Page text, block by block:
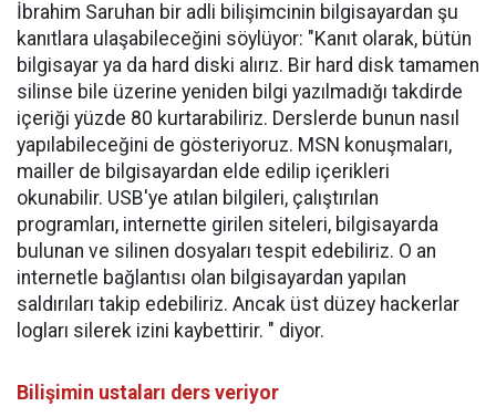
İbrahim Saruhan bir adli bilişimcinin bilgisayardan şu
kanıtlara ulaşabileceğini söylüyor: "Kanıt olarak, bütün
bilgisayar ya da hard diski alırız. Bir hard disk tamamen
silinse bile üzerine yeniden bilgi yazılmadığı takdirde
içeriği yüzde 80 kurtarabiliriz. Derslerde bunun nasıl
yapılabileceğini de gösteriyoruz. MSN konuşmaları,
mailler de bilgisayardan elde edilip içerikleri
okunabilir. USB'ye atılan bilgileri, çalıştırılan
programları, internette girilen siteleri, bilgisayarda
bulunan ve silinen dosyaları tespit edebiliriz. O an
internetle bağlantısı olan bilgisayardan yapılan
saldırıları takip edebiliriz. Ancak üst düzey hackerlar
logları silerek izini kaybettirir. " diyor.
Bilişimin ustaları ders veriyor